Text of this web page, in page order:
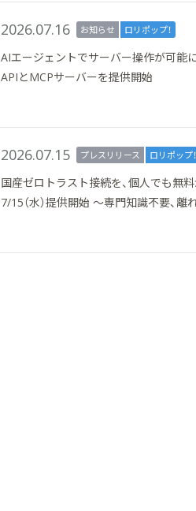
2026.07.16 お知らせ ロリポップ！
AIエージェントでサーバー操作が可能
APIとMCPサーバーを提供開始
2026.07.15 プレスリリース ロリポップ！
国産ゼロトラスト接続を、個人でも無
7/15（水）提供開始 〜専門知識不要、